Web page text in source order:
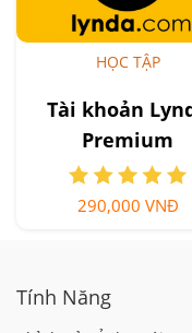
HỌC TẬP
Tài khoản
Premium
290,000 VNĐ
Tính Năng